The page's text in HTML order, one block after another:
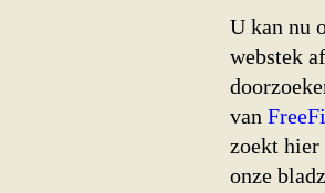
U kan nu
webstek
van
zoekt hier
onze